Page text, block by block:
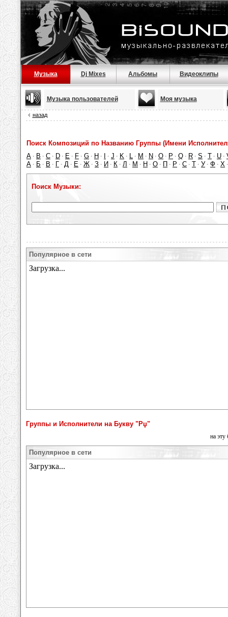
Музыка Dj Mixes Альбомы Видеоклипы
Музыка пользователей Моя музыка
назад
Поиск Композиций по Названию Группы (Имени
A · B · C · D · E · F · G · H · · J · K · L · M · N · O · P · Q · R · S · T · U ·
А · Б · В · Г · Д · Е · Ж · З · И · К · Л · М · Н · О · П · Р · С · Т · У · Ф · Х
Поиск Музыки:
Популярное в сети
Группы и Исполнители на Букву "Рџ"
на эту
Популярное в сети